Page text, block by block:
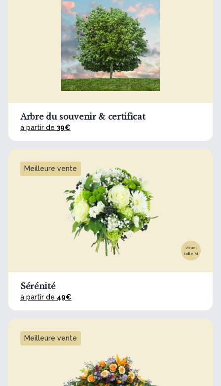
Arbre du souvenir & certificat
à partir de 39€
Meilleure vente
Visuel
taille M
Sérénité
à partir de 49€
Meilleure vente